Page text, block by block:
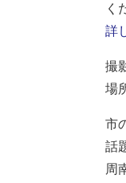
く
詳
撮
場
市
話
周